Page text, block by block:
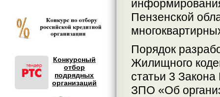
Конкурсный
отбор
подрядных
организаций
Пензенской
Порядок
Жилищного
статьи 3
ЗПО «Об